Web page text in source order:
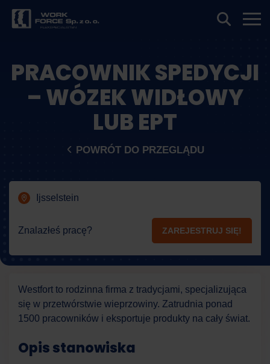
PRACOWNIK SPEDYCJI
– WÓZEK WIDŁOWY
LUB EPT
POWRÓT DO PRZEGLĄDU
Ijsselstein
Znalazłeś pracę? ZAREJESTRUJ SIĘ!
Westfort to rodzinna firma z tradycjami, specjalizująca
się w przetwórstwie wieprzowiny. Zatrudnia ponad
1500 pracowników i eksportuje produkty na cały świat.
Opis stanowiska